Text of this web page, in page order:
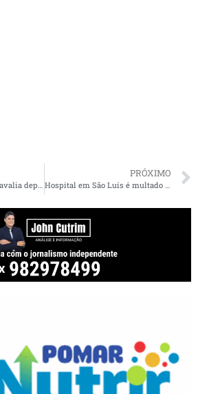
“Totalmente perdido”, avalia deputado do MA sobre comando de Nelson Teich
PRÓXIMO
Hospital em São Luís é multado por não informar quantidade de leitos disponíveis para pacientes com Covid-19